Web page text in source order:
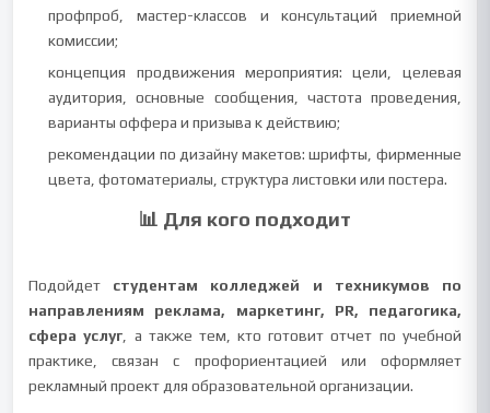
профпроб, мастер-классов и консультаций приемной
комиссии;
концепция продвижения мероприятия: цели, целевая
аудитория, основные сообщения, частота проведения,
варианты оффера и призыва к действию;
рекомендации по дизайну макетов: шрифты, фирменные
цвета, фотоматериалы, структура листовки или постера.
📊 Для кого подходит
Подойдет студентам колледжей и техникумов по
направлениям реклама, маркетинг, PR, педагогика,
сфера услуг , а также тем, кто готовит отчет по учебной
практике, связан с профориентацией или оформляет
рекламный проект для образовательной организации.